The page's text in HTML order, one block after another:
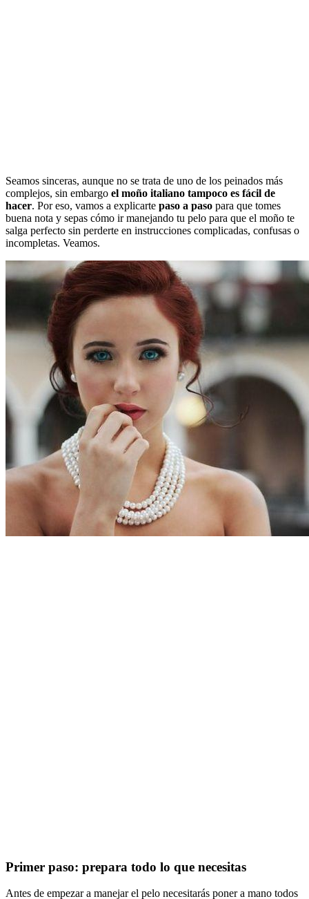
Seamos sinceras, aunque no se trata de uno de los peinados más
complejos, sin embargo el moño italiano tampoco es fácil de
hacer. Por eso, vamos a explicarte paso a paso para que tomes
buena nota y sepas cómo ir manejando tu pelo para que el moño te
salga perfecto sin perderte en instrucciones complicadas, confusas o
incompletas. Veamos.
Primer paso: prepara todo lo que necesitas
Antes de empezar a manejar el pelo necesitarás poner a mano todos